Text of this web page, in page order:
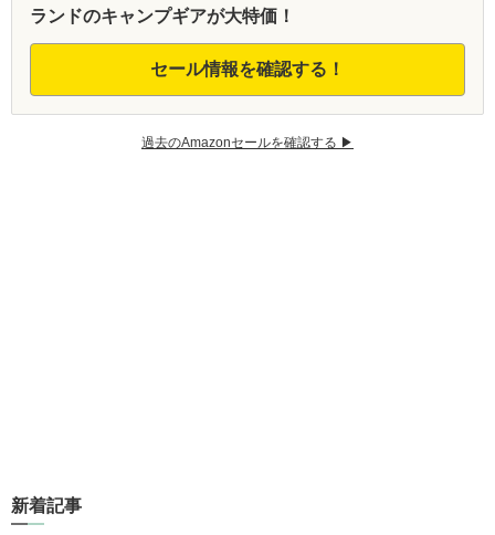
ランドのキャンプギアが大特価！
セール情報を確認する！
過去のAmazonセールを確認する ▶︎
新着記事